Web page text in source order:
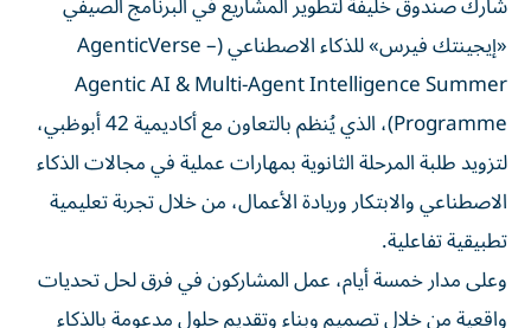
«إيجينتك فيرس» للذكاء الاصطناعي (AgenticVerse –
Agentic AI & Multi-Agent Intelligence Summer
Programme)، الذي يُنظم بالتعاون مع أكاديمية 42 أبوظبي،
لتزويد طلبة المرحلة الثانوية بمهارات عملية في مجالات الذكاء
الاصطناعي والابتكار وريادة الأعمال، من خلال تجربة تعليمية
تطبيقية تفاعلية.
وعلى مدار خمسة أيام، عمل المشاركون في فرق لحل تحديات
واقعية من خلال تصميم وبناء وتقديم حلول مدعومة بالذكاء